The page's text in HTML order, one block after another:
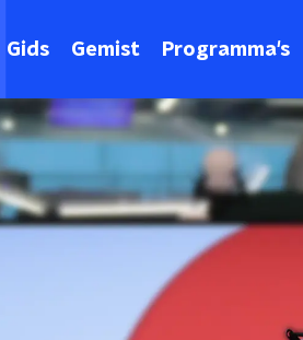
Gids Gemist Programma's